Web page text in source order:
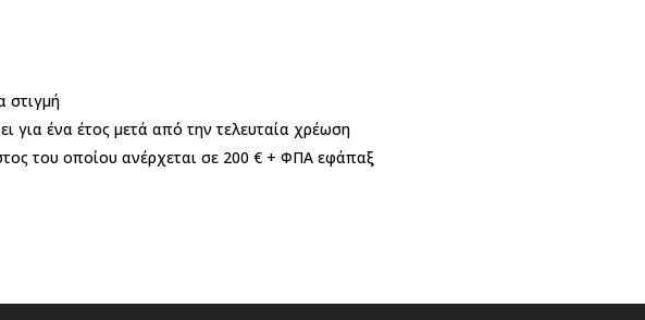
στιγμή
για ένα έτος μετά από την τελευταία χρέωση
του οποίου ανέρχεται σε 200 € + ΦΠΑ εφάπαξ